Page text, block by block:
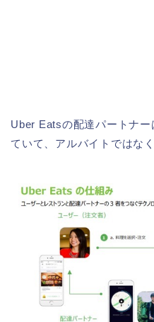
Uber Eatsの配達パートナ
ていて、アルバイトではな